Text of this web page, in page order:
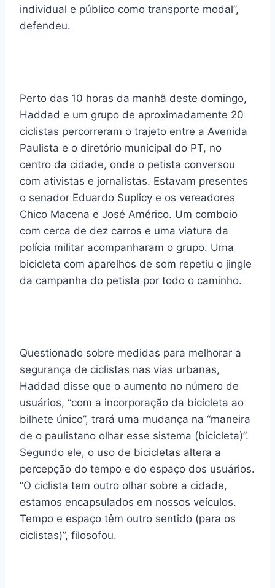
individual e público como transporte modal”,
defendeu.
Perto das 10 horas da manhã deste domingo,
Haddad e um grupo de aproximadamente 20
ciclistas percorreram o trajeto entre a Avenida
Paulista e o diretório municipal do PT, no
centro da cidade, onde o petista conversou
com ativistas e jornalistas. Estavam presentes
o senador Eduardo Suplicy e os vereadores
Chico Macena e José Américo. Um comboio
com cerca de dez carros e uma viatura da
polícia militar acompanharam o grupo. Uma
bicicleta com aparelhos de som repetiu o jingle
da campanha do petista por todo o caminho.
Questionado sobre medidas para melhorar a
segurança de ciclistas nas vias urbanas,
Haddad disse que o aumento no número de
usuários, “com a incorporação da bicicleta ao
bilhete único”, trará uma mudança na “maneira
de o paulistano olhar esse sistema (bicicleta)”.
Segundo ele, o uso de bicicletas altera a
percepção do tempo e do espaço dos usuários.
“O ciclista tem outro olhar sobre a cidade,
estamos encapsulados em nossos veículos.
Tempo e espaço têm outro sentido (para os
ciclistas)”, filosofou.